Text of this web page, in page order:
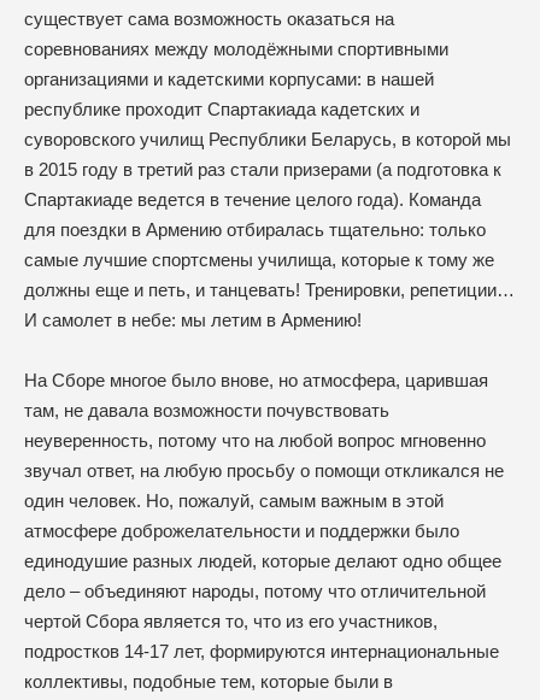
существует сама возможность оказаться на
соревнованиях между молодёжными спортивными
организациями и кадетскими корпусами: в нашей
республике проходит Спартакиада кадетских и
суворовского училищ Республики Беларусь, в которой мы
в 2015 году в третий раз стали призерами (а подготовка к
Спартакиаде ведется в течение целого года). Команда
для поездки в Армению отбиралась тщательно: только
самые лучшие спортсмены училища, которые к тому же
должны еще и петь, и танцевать! Тренировки, репетиции…
И самолет в небе: мы летим в Армению!
На Сборе многое было внове, но атмосфера, царившая
там, не давала возможности почувствовать
неуверенность, потому что на любой вопрос мгновенно
звучал ответ, на любую просьбу о помощи откликался не
один человек. Но, пожалуй, самым важным в этой
атмосфере доброжелательности и поддержки было
единодушие разных людей, которые делают одно общее
дело – объединяют народы, потому что отличительной
чертой Сбора является то, что из его участников,
подростков 14-17 лет, формируются интернациональные
коллективы, подобные тем, которые были в